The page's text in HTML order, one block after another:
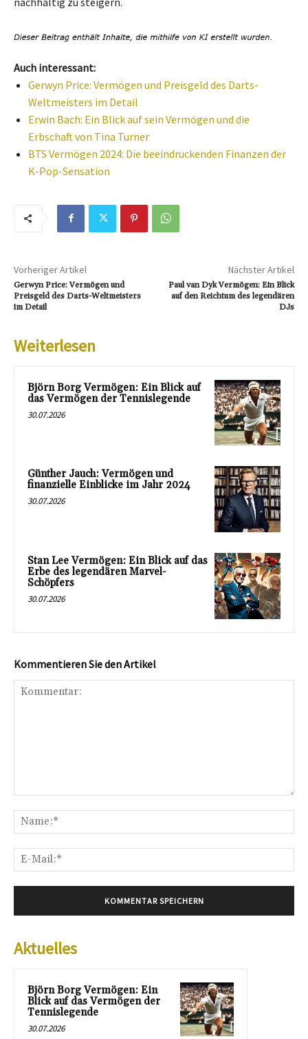
Auch interessant:
Gerwyn Price: Vermögen und Preisgeld des Darts-
Weltmeisters im Detail
Erwin Bach: Ein Blick auf sein Vermögen und die
Erbschaft von Tina Turner
BTS Vermögen 2024: Die beeindruckenden Finanzen der
K-Pop-Sensation
Vorheriger Artikel
Gerwyn Price: Vermögen und
Preisgeld des Darts-Weltmeisters
im Detail
Nächster Artikel
Paul van Dyk Vermögen: Ein Blick
auf den Reichtum des legendären
DJs
Weiterlesen
Björn Borg Vermögen: Ein Blick auf
das Vermögen der Tennislegende
30.07.2026
Günther Jauch: Vermögen und
finanzielle Einblicke im Jahr 2024
30.07.2026
Stan Lee Vermögen: Ein Blick auf das
Erbe des legendären Marvel-
Schöpfers
30.07.2026
Kommentieren Sie den Artikel
Aktuelles
Björn Borg Vermögen: Ein
Blick auf das Vermögen der
Tennislegende
30.07.2026